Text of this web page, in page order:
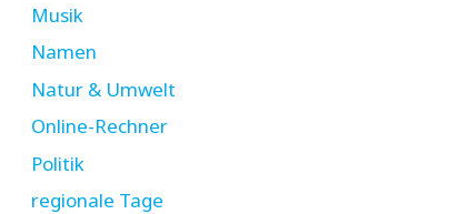
Musik
Namen
Natur & Umwelt
Online-Rechner
Politik
regionale Tage